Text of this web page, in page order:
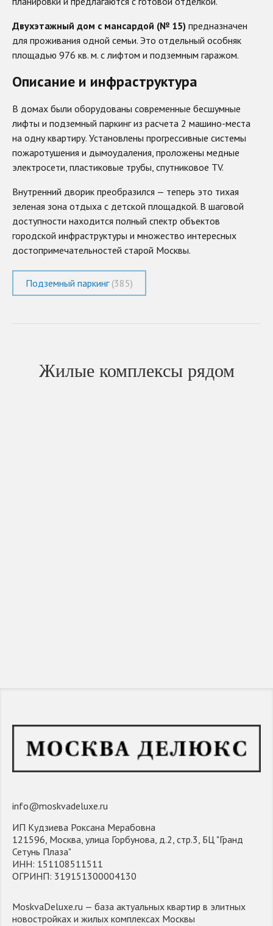
Двухэтажный дом с мансардой (№ 15) предназначен
для проживания одной семьи. Это отдельный особняк
площадью 976 кв. м. с лифтом и подземным гаражом.
Описание и инфраструктура
В домах были оборудованы современные бесшумные
лифты и подземный паркинг из расчета 2 машино-места
на одну квартиру. Установлены прогрессивные системы
пожаротушения и дымоудаления, проложены медные
электросети, пластиковые трубы, спутниковое TV.
Внутренний дворик преобразился — теперь это тихая
зеленая зона отдыха с детской площадкой. В шаговой
доступности находится полный спектр объектов
городской инфраструктуры и множество интересных
достопримечательностей старой Москвы.
Подземный паркинг (385)
Жилые комплексы рядом
info@moskvadeluxe.ru
ИП Кудзиева Роксана Мерабовна
121596, Москва, улица Горбунова, д.2, стр.3, БЦ "Гранд
Сетунь Плаза"
ИНН: 151108511511
ОГРИНП: 319151300004130
MoskvaDeluxe.ru — база актуальных квартир в элитных
новостройках и жилых комплексах Москвы